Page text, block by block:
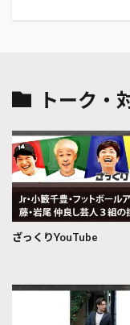
トーク・
ざっくりYouTube